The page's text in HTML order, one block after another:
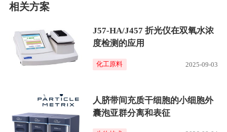
相关方案
J57-HA/J457 折光仪在双氧水浓
度检测的应用
化工原料 2025-09-03
人脐带间充质干细胞的小细胞外
囊泡亚群分离和表征